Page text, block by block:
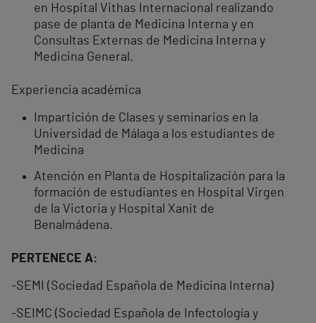
en Hospital Vithas Internacional realizando
pase de planta de Medicina Interna y en
Consultas Externas de Medicina Interna y
Medicina General.
Experiencia académica
Impartición de Clases y seminarios en la
Universidad de Málaga a los estudiantes de
Medicina
Atención en Planta de Hospitalización para la
formación de estudiantes en Hospital Virgen
de la Victoria y Hospital Xanit de
Benalmádena.
PERTENECE A:
-SEMI (Sociedad Española de Medicina Interna)
-SEIMC (Sociedad Española de Infectología y